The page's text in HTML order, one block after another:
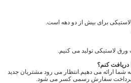
شما ارائه می دهیم.انتظار می رود مشتریان جدید
از پرداخت سفارش رسمی کسر می شود.